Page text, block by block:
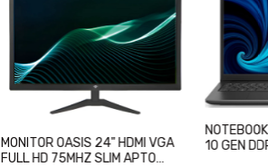
MONITOR OASIS 24" HDMI VGA
FULL HD 75MHZ SLIM APTO
10 GEN